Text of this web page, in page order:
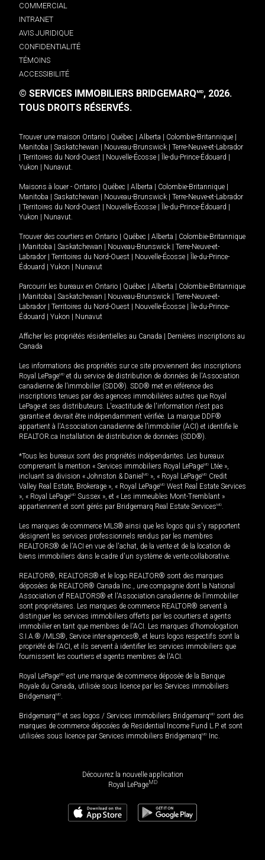
COMMERCIAL
INTRANET
AVIS JURIDIQUE
CONFIDENTIALITÉ
TÉMOINS
ACCESSIBILITÉ
© SERVICES IMMOBILIERS BRIDGEMARQMD, 2026.
TOUS DROITS RÉSERVÉS.
Trouver une maison Ontario | Québec | Alberta | Colombie-Britannique |
Manitoba | Saskatchewan | Nouveau-Brunswick | Terre-Neuve-et-Labrador
| Territoires du Nord-Ouest | Nouvelle-Écosse | Île-du-Prince-Édouard |
Yukon | Nunavut
Maisons à louer - Ontario | Québec | Alberta | Colombie-Britannique |
Manitoba | Saskatchewan | Nouveau-Brunswick | Terre-Neuve-et-Labrador
| Territoires du Nord-Ouest | Nouvelle-Écosse | Île-du-Prince-Édouard |
Yukon | Nunavut
Trouver des courtiers en Ontario | Québec | Alberta | Colombie-Britannique
| Manitoba | Saskatchewan | Nouveau-Brunswick | Terre-Neuve-et-
Labrador | Territoires du Nord-Ouest | Nouvelle-Écosse | Île-du-Prince-
Édouard | Yukon | Nunavut
Parcourir les bureaux en Ontario | Québec | Alberta | Colombie-Britannique
| Manitoba | Saskatchewan | Nouveau-Brunswick | Terre-Neuve-et-
Labrador | Territoires du Nord-Ouest | Nouvelle-Écosse | Île-du-Prince-
Édouard | Yukon | Nunavut
Afficher les propriétés résidentielles au Canada | Dernières inscriptions au
Canada
Les informations des propriétés sur ce site proviennent des inscriptions
Royal LePageMD et du service de distribution de données de l'Association
canadienne de l’immobilier (SDD®). SDD® met en référence des
inscriptions tenues par des agences immobilières autres que Royal
LePage et ses distributeurs. L'exactitude de l'information n'est pas
garantie et devrait être indépendamment vérifiée. La marque DDF®
appartient à l'Association canadienne de l’immobilier (ACI) et identifie le
REALTOR.ca Installation de distribution de données (SDD®).
*Tous les bureaux sont des propriétés indépendantes. Les bureaux
comprenant la mention « Services immobiliers Royal LePageMD Ltée »,
incluant sa division « Johnston & Daniel MD », « Royal LePageMD Credit
Valley Real Estate, Brokerage », « Royal LePageMD West Real Estate Services
», « Royal LePageMD Sussex », et « Les immeubles Mont-Tremblant »
appartiennent et sont gérés par Bridgemarq Real Estate ServicesMD
Les marques de commerce MLS® ainsi que les logos qui s'y rapportent
désignent les services professionnels rendus par les membres
REALTORS® de l'ACI en vue de l'achat, de la vente et de la location de
biens immobiliers dans le cadre d'un système de vente collaborative.
REALTOR®, REALTORS® et le logo REALTOR® sont des marques
déposées de REALTOR® Canada Inc., une compagnie dont la National
Association of REALTORS® et l'Association canadienne de l’immobilier
sont propriétaires. Les marques de commerce REALTOR® servent à
distinguer les services immobiliers offerts par les courtiers et agents
immobilier en tant que membres de l'ACI. Les marques d'homologation
S.I.A.® /MLS®, Service inter-agences®, et leurs logos respectifs sont la
propriété de l'ACI, et ils servent à identifier les services immobiliers que
fournissent les courtiers et agents membres de l'ACI.
Royal LePageMD est une marque de commerce déposée de la Banque
Royale du Canada, utilisée sous licence par les Services immobiliers
BridgemarqMD
BridgemarqMD et ses logos / Services immobiliers BridgemarqMD sont des
marques de commerce déposées de Residential Income Fund L.P. et sont
utilisées sous licence par Services immobiliers BridgemarqMD Inc.
Découvrez la nouvelle application
Royal LePageMD